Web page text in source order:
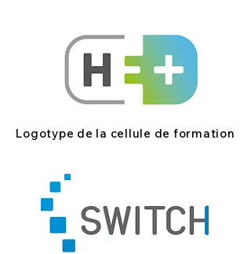
Logotype de la cellule de formation